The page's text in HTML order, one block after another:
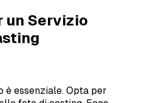
un Servizio
essenziale. Opta per